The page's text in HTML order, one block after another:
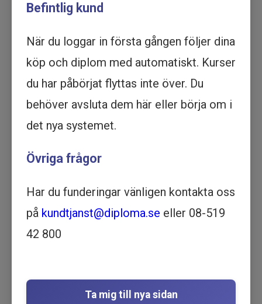
Köp - 1 795 kr
Prova ett delmoment
online
1 TIMME OCH 2 MINUTER
Beskrivning
Få den bästa utbildningen om företagsformer
online. Lär dig från experter och bli en proffs på
företag vägledning kring val av företagsform.
Utbildningen går in på för- och nackdelar med
Befintlig kund
När du loggar in första gången följer dina
köp och diplom med automatiskt. Kurser
du har påbörjat flyttas inte över. Du
behöver avsluta dem här eller börja om i
det nya systemet.
Övriga frågor
Har du funderingar vänligen kontakta oss
på kundtjanst@diploma.se eller 08-519
42 800
Ta mig till nya sidan